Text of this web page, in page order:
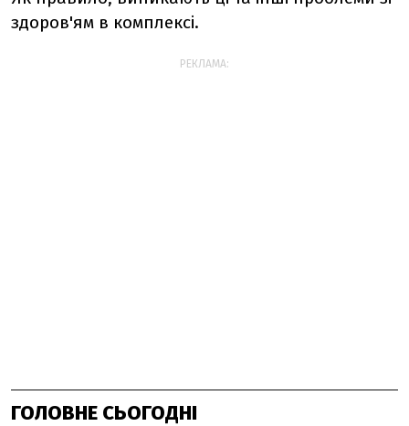
здоров'ям в комплексі.
РЕКЛАМА:
ГОЛОВНЕ СЬОГОДНІ